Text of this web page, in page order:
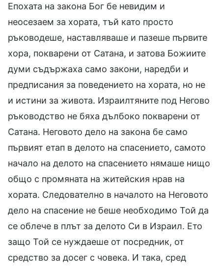
Епохата на закона Бог бе невидим и
неосезаем за хората, тъй като просто
ръководеше, наставляваше и пазеше първите
хора, покварени от Сатана, и затова Божиите
думи съдържаха само закони, наредби и
предписания за поведението на хората, но не
и истини за живота. Израилтяните под Негово
ръководство не бяха дълбоко покварени от
Сатана. Неговото дело на закона бе само
първият етап в делото на спасението, самото
начало на делото на спасението нямаше нищо
общо с промяната на житейския нрав на
хората. Следователно в началото на Неговото
дело на спасение не беше необходимо Той да
се облече в плът за делото Си в Израил. Ето
защо Той се нуждаеше от посредник, от
средство за досег с човека. И така, сред